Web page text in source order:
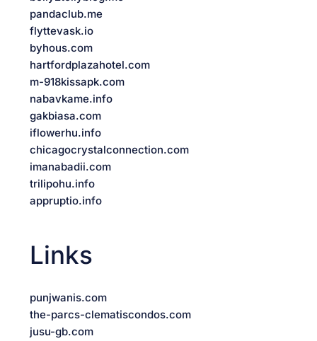
pandaclub.me
flyttevask.io
byhous.com
hartfordplazahotel.com
m-918kissapk.com
nabavkame.info
gakbiasa.com
iflowerhu.info
chicagocrystalconnection.com
imanabadii.com
trilipohu.info
appruptio.info
Links
punjwanis.com
the-parcs-clematiscondos.com
jusu-gb.com